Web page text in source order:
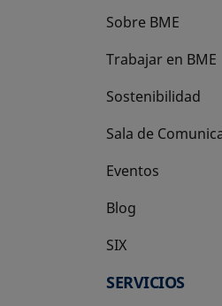
Sobre BME
Trabajar en BME
Sostenibilidad
Sala de
Eventos
Blog
SIX
se abre en una
SERVICIOS